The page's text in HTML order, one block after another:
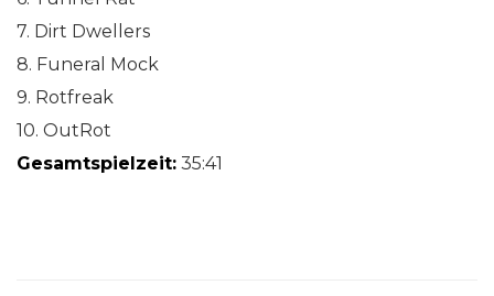
7. Dirt Dwellers
8. Funeral Mock
9. Rotfreak
10. OutRot
Gesamtspielzeit: 35:41